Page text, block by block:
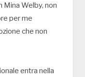
Mina Welby, non
per me
che non
entra nella